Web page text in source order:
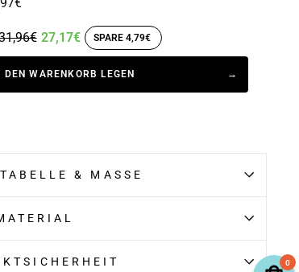
27,17€ SPARE 4,79€
WARENKORB LEGEN
& MASSE
0